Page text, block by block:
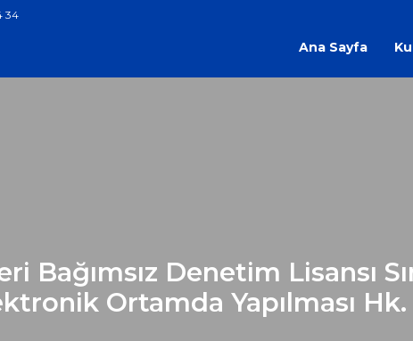
34
Ana Sayfa
Bağımsız Denetim Lisansı
Ortamda Yapılması Hk.